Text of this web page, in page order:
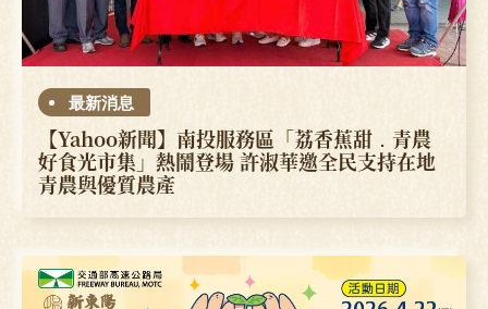
最新消息
【Yahoo新聞】南投服務區「荔香蕉甜．青農
好食光市集」熱鬧登場 許淑華邀全民支持在地
青農與優質農產